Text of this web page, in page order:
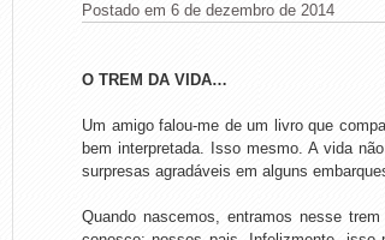
Postado em 6 de dezembro de 2014
O TREM DA VIDA…
Um amigo falou-me de um livro que
bem interpretada. Isso mesmo. A vida
surpresas agradáveis em alguns
Quando nascemos, entramos nesse